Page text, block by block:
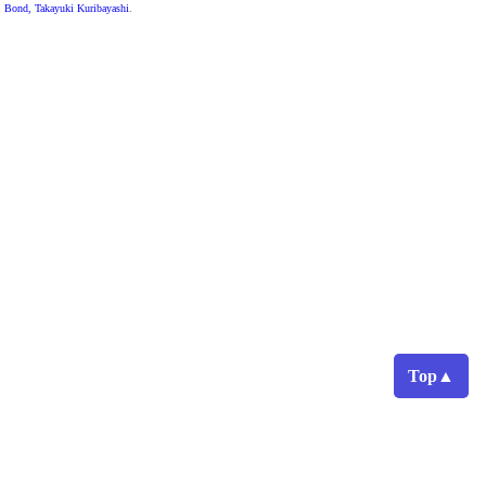
Top▲
Bond, Takayuki Kuribayashi